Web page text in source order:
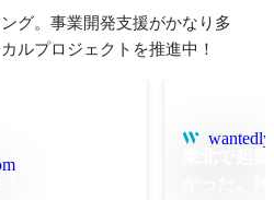
グ。事業開発支援がかなり多
ルプロジェクトを推進中！